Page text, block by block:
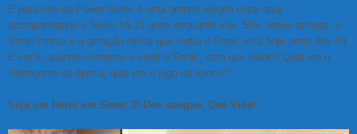
E para nós da Power Sonic é uma grande alegria estar aqui
acompanhando o Sonic há 21 anos enquanto site. Sim, meus amigos, o
Sonic trintou e a geração inicial que curtiu o Sonic está hoje perto dos 40.
E você, quando começou a curtir o Sonic, com que idade? Qual era o
videogame da época, qual era o jogo da época?
Seja um Herói em Sonic 2! Doe sangue, Doe Vida!